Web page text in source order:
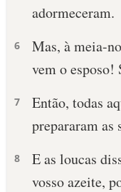
adormeceram.
6
Mas, à meia-
vem o esposo!
7
Então, todas
prepararam as
8
E as loucas
vosso azeite,